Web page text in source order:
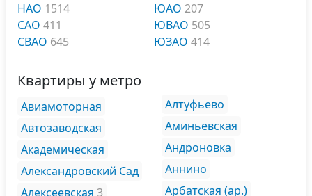
НАО 1514
САО 411
СВАО 645
ЮАО 207
ЮВАО 505
ЮЗАО 414
Квартиры у метро
Авиамоторная
Автозаводская
Академическая
Александровский Сад
Алексеевская 3
Алтуфьево
Аминьевская
Андроновка
Аннино
Арбатская (ар.)